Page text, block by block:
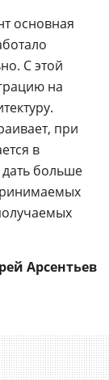
основная
С этой
на
при
в
больше
Арсентьев